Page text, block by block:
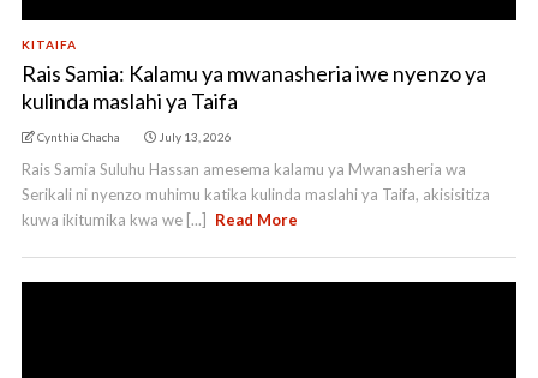
KITAIFA
Rais Samia: Kalamu ya mwanasheria iwe nyenzo ya
kulinda maslahi ya Taifa
Cynthia Chacha July 13, 2026
Rais Samia Suluhu Hassan amesema kalamu ya Mwanasheria wa
Serikali ni nyenzo muhimu katika kulinda maslahi ya Taifa, akisisitiza
kuwa ikitumika kwa we [...]
Read More